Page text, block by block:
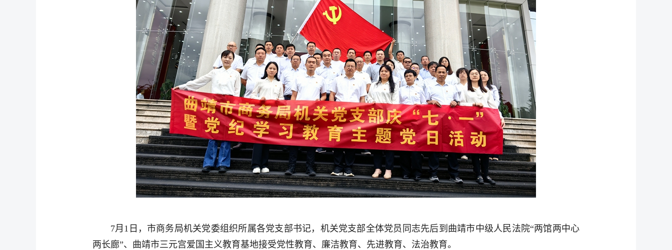
7月1日，市商务局机关党委组织所属各党支部书记，机关党支部全体党员同志先后到曲靖市中级人民法院“两馆两中心
两长廊”、曲靖市三元宫爱国主义教育基地接受党性教育、廉洁教育、先进教育、法治教育。